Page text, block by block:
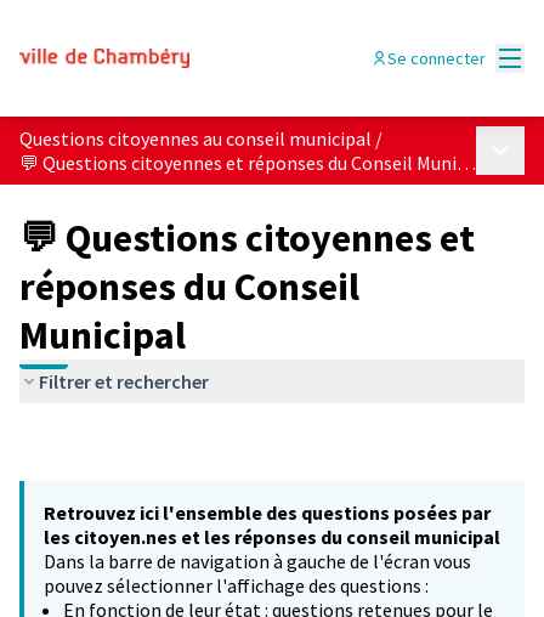
Se connecter
Questions citoyennes au conseil municipal /
💬 Questions citoyennes et réponses du Conseil Municipal
💬 Questions citoyennes et
réponses du Conseil
Municipal
Filtrer et rechercher
Retrouvez ici l'ensemble des questions posées par
les citoyen.nes et les réponses du conseil municipal
Dans la barre de navigation à gauche de l'écran vous
pouvez sélectionner l'affichage des questions :
En fonction de leur état : questions retenues pour le